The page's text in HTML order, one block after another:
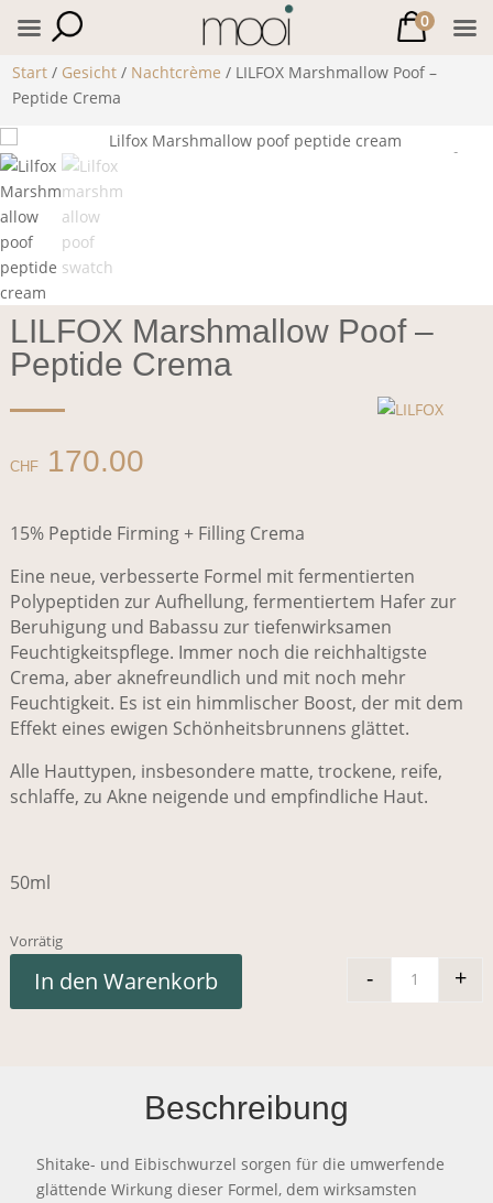
Start / Gesicht / Nachtcrème / LILFOX Marshmallow Poof –
Peptide Crema
LILFOX Marshmallow Poof –
Peptide Crema
CHF170.00
15% Peptide Firming + Filling Crema
Eine neue, verbesserte Formel mit fermentierten
Polypeptiden zur Aufhellung, fermentiertem Hafer zur
Beruhigung und Babassu zur tiefenwirksamen
Feuchtigkeitspflege. Immer noch die reichhaltigste
Crema, aber aknefreundlich und mit noch mehr
Feuchtigkeit. Es ist ein himmlischer Boost, der mit dem
Effekt eines ewigen Schönheitsbrunnens glättet.
Alle Hauttypen, insbesondere matte, trockene, reife,
schlaffe, zu Akne neigende und empfindliche Haut.
50ml
Vorrätig
LILFOX
- +
In den Warenkorb
Beschreibung
Shitake- und Eibischwurzel sorgen für die umwerfende
glättende Wirkung dieser Formel, dem wirksamsten
0